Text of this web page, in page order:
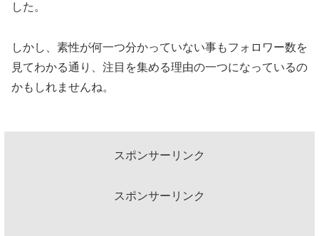
した。
しかし、素性が何一つ分かっていない事もフォロワー数を
見てわかる通り、注目を集める理由の一つになっているの
かもしれませんね。
スポンサーリンク
スポンサーリンク